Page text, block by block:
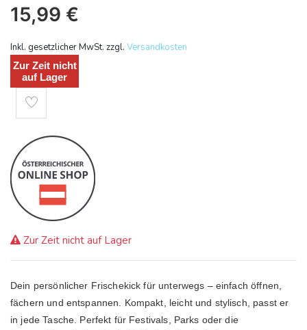
15,99 €
Inkl. gesetzlicher MwSt. zzgl. Versandkosten
Zur Zeit nicht
auf Lager
Zur Zeit nicht auf Lager
Dein persönlicher Frischekick für unterwegs – einfach öffnen,
fächern und entspannen. Kompakt, leicht und stylisch, passt er
in jede Tasche. Perfekt für Festivals, Parks oder die